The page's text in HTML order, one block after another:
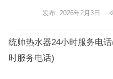
发布: 2026年2月3日
统帅热水器24小时服务电
时服务电话)